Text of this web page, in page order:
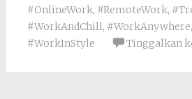
#OnlineWork, #RemoteWork,
#WorkAndChill, #WorkAnywhere,
#WorkInStyle
Tinggalkan